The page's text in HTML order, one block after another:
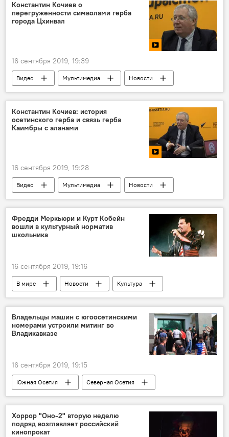
Константин Кочиев о
перегруженности символами герба
города Цхинвал
16 сентября 2019, 19:39
Видео Мультимедиа Новости
Константин Кочиев: история
осетинского герба и связь герба
Каимбры с аланами
16 сентября 2019, 19:28
Видео Мультимедиа Новости
Фредди Меркьюри и Курт Кобейн
вошли в культурный норматив
школьника
16 сентября 2019, 19:16
В мире Новости Культура
Владельцы машин с югоосетинскими
номерами устроили митинг во
Владикавказе
16 сентября 2019, 19:15
Южная Осетия
Северная Осетия
Новости
Хоррор "Оно-2" вторую неделю
подряд возглавляет российский
кинопрокат